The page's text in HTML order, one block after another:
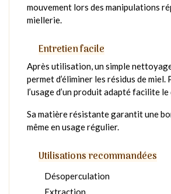
mouvement lors des manipulations
miellerie.
Entretien facile
Après utilisation, un simple nettoyage
permet d’éliminer les résidus de miel.
l’usage d’un produit adapté facilite
Sa matière résistante garantit une
même en usage régulier.
Utilisations recommandées
Désoperculation
Extraction